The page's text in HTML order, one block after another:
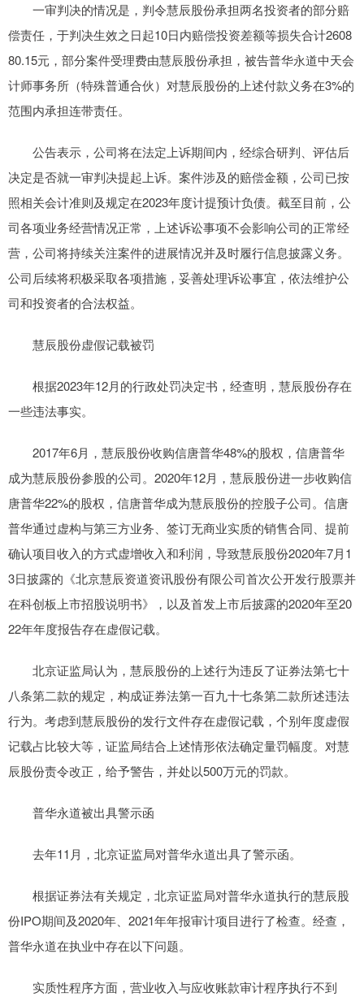
一审判决的情况是，判令慧辰股份承担两名投资者的部分赔
偿责任，于判决生效之日起10日内赔偿投资差额等损失合计2608
80.15元，部分案件受理费由慧辰股份承担，被告普华永道中天会
计师事务所（特殊普通合伙）对慧辰股份的上述付款义务在3%的
范围内承担连带责任。
公告表示，公司将在法定上诉期间内，经综合研判、评估后
决定是否就一审判决提起上诉。案件涉及的赔偿金额，公司已按
照相关会计准则及规定在2023年度计提预计负债。截至目前，公
司各项业务经营情况正常，上述诉讼事项不会影响公司的正常经
营，公司将持续关注案件的进展情况并及时履行信息披露义务。
公司后续将积极采取各项措施，妥善处理诉讼事宜，依法维护公
司和投资者的合法权益。
慧辰股份虚假记载被罚
根据2023年12月的行政处罚决定书，经查明，慧辰股份存在
一些违法事实。
2017年6月，慧辰股份收购信唐普华48%的股权，信唐普华
成为慧辰股份参股的公司。2020年12月，慧辰股份进一步收购信
唐普华22%的股权，信唐普华成为慧辰股份的控股子公司。信唐
普华通过虚构与第三方业务、签订无商业实质的销售合同、提前
确认项目收入的方式虚增收入和利润，导致慧辰股份2020年7月1
3日披露的《北京慧辰资道资讯股份有限公司首次公开发行股票并
在科创板上市招股说明书》，以及首发上市后披露的2020年至20
22年年度报告存在虚假记载。
北京证监局认为，慧辰股份的上述行为违反了证券法第七十
八条第二款的规定，构成证券法第一百九十七条第二款所述违法
行为。考虑到慧辰股份的发行文件存在虚假记载，个别年度虚假
记载占比较大等，证监局结合上述情形依法确定量罚幅度。对慧
辰股份责令改正，给予警告，并处以500万元的罚款。
普华永道被出具警示函
去年11月，北京证监局对普华永道出具了警示函。
根据证券法有关规定，北京证监局对普华永道执行的慧辰股
份IPO期间及2020年、2021年年报审计项目进行了检查。经查，
普华永道在执业中存在以下问题。
实质性程序方面，营业收入与应收账款审计程序执行不到